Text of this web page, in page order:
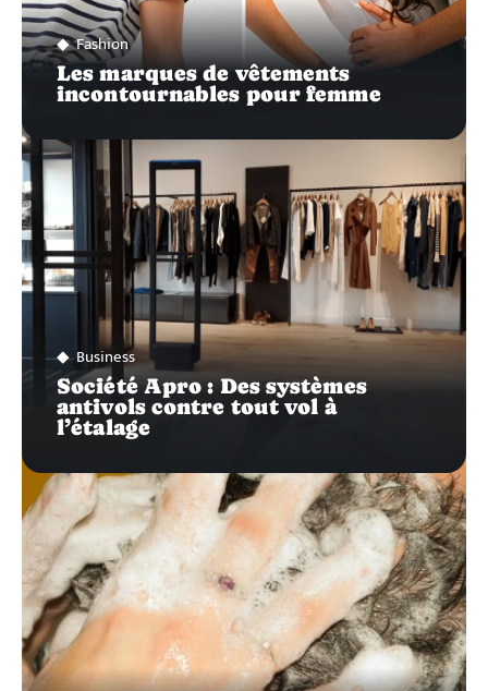
Fashion
Les marques de vêtements
incontournables pour femme
Business
Société Apro : Des systèmes
antivols contre tout vol à
l’étalage